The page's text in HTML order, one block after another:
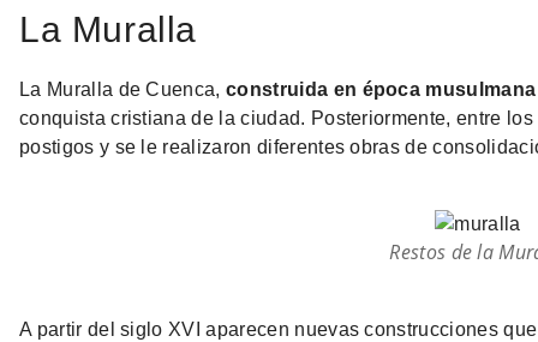
La Muralla
La Muralla de Cuenca,construida en época musulmana
conquista cristiana de la ciudad. Posteriormente, entre
postigos y se le realizaron diferentes obras de
Restos de la
A partir del siglo XVI aparecen nuevas construcciones